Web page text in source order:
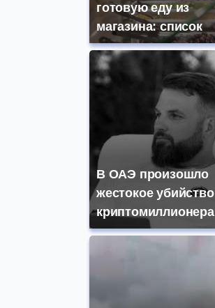
готовую еду из
магазина: список
В ОАЭ произошло
жестокое убийство
криптомиллионера